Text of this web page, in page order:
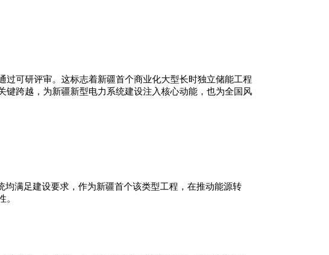
可研评审。这标志着新疆首个商业化大型长时独立储能工程
跨越，为新疆新型电力系统建设注入核心动能，也为全国风
满足建设要求，作为新疆首个该类型工程，在推动能源转